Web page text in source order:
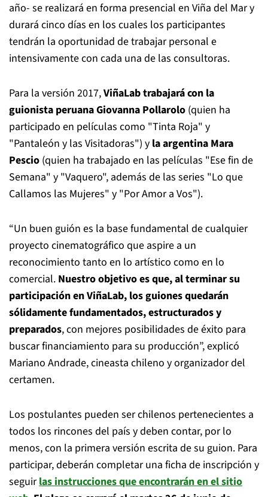
año- se realizará en forma presencial en Viña del Mar y
durará cinco días en los cuales los participantes
tendrán la oportunidad de trabajar personal e
intensivamente con cada una de las consultoras.
Para la versión 2017,ViñaLab trabajará con la
guionista peruana Giovanna Pollarolo (quien ha
participado en películas como "Tinta Roja" y
"Pantaleón y las Visitadoras") y la argentina Mara
Pescio (quien ha trabajado en las películas "Ese fin de
Semana" y "Vaquero", además de las series "Lo que
Callamos las Mujeres" y "Por Amor a Vos").
“Un buen guión es la base fundamental de cualquier
proyecto cinematográfico que aspire a un
reconocimiento tanto en lo artístico como en lo
comercial. Nuestro objetivo es que, al terminar su
participación en ViñaLab, los guiones quedarán
sólidamente fundamentados, estructurados y
preparados, con mejores posibilidades de éxito para
buscar financiamiento para su producción”, explicó
Mariano Andrade, cineasta chileno y organizador del
certamen.
Los postulantes pueden ser chilenos pertenecientes a
todos los rincones del país y deben contar, por lo
menos, con la primera versión escrita de su guion. Para
participar, deberán completar una ficha de inscripción y
seguirlas instrucciones que encontrarán en el sitio